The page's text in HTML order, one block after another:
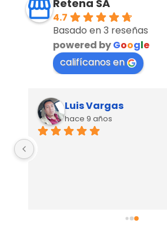
Retena SA
4.7
Basado en 3 reseñas
powered byGoogle
califícanos en
Luis Vargas
hace 9 años